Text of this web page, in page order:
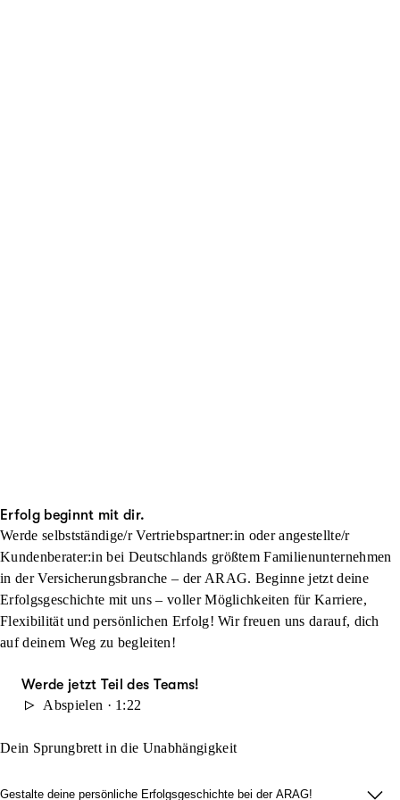
Erfolg beginnt mit dir.
Werde selbstständige/r Vertriebspartner:in oder angestellte/r
Kundenberater:in bei Deutschlands größtem Familienunternehmen
in der Versicherungsbranche – der ARAG. Beginne jetzt deine
Erfolgsgeschichte mit uns – voller Möglichkeiten für Karriere,
Flexibilität und persönlichen Erfolg! Wir freuen uns darauf, dich
auf deinem Weg zu begleiten!
Werde jetzt Teil des Teams!
Abspielen · 1:22
Dein Sprungbrett in die Unabhängigkeit
Gestalte deine persönliche Erfolgsgeschichte bei der ARAG!